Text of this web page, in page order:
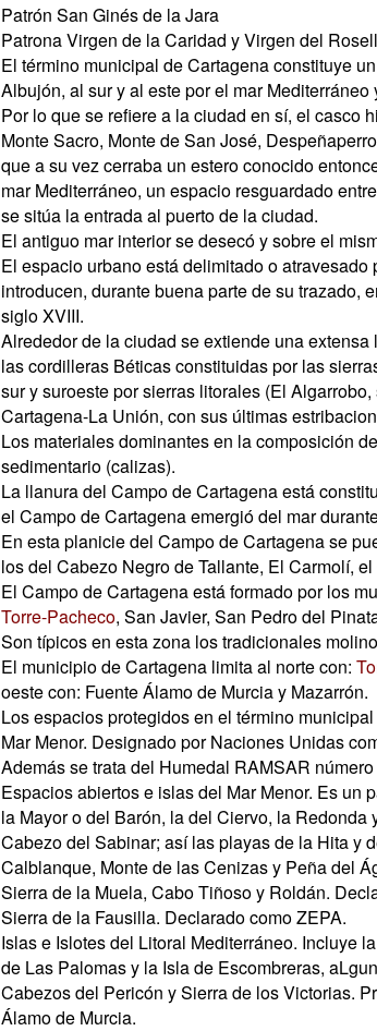
Patrón San Ginés de la Jara
Patrona Virgen de la Caridad y Virgen del
El término municipal de Cartagena constituye
Albujón, al sur y al este por el mar
Por lo que se refiere a la ciudad en sí, el casco
Monte Sacro, Monte de San José,
que a su vez cerraba un estero conocido
mar Mediterráneo, un espacio resguardado
se sitúa la entrada al puerto de la ciudad.
El antiguo mar interior se desecó y sobre el
El espacio urbano está delimitado o
introducen, durante buena parte de su trazado,
siglo XVIII.
Alrededor de la ciudad se extiende una
las cordilleras Béticas constituidas por las
sur y suroeste por sierras litorales (El
Cartagena-La Unión, con sus últimas
Los materiales dominantes en la composición
sedimentario (calizas).
La llanura del Campo de Cartagena está
el Campo de Cartagena emergió del mar
En esta planicie del Campo de Cartagena se
los del Cabezo Negro de Tallante, El Carmolí,
El Campo de Cartagena está formado por los
Torre-Pacheco, San Javier, San Pedro del
Son típicos en esta zona los tradicionales
El municipio de Cartagena limita al norte con:
oeste con: Fuente Álamo de Murcia y Mazarrón.
Los espacios protegidos en el término
Mar Menor. Designado por Naciones Unidas
Además se trata del Humedal RAMSAR
Espacios abiertos e islas del Mar Menor. Es
la Mayor o del Barón, la del Ciervo, la
Cabezo del Sabinar; así las playas de la Hita y
Calblanque, Monte de las Cenizas y Peña del
Sierra de la Muela, Cabo Tiñoso y Roldán.
Sierra de la Fausilla. Declarado como ZEPA.
Islas e Islotes del Litoral Mediterráneo. Incluye
de Las Palomas y la Isla de Escombreras,
Cabezos del Pericón y Sierra de los Victorias.
Álamo de Murcia.